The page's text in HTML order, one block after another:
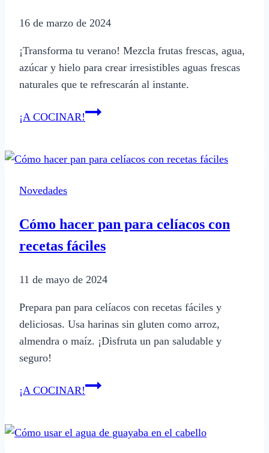
16 de marzo de 2024
¡Transforma tu verano! Mezcla frutas frescas, agua,
azúcar y hielo para crear irresistibles aguas frescas
naturales que te refrescarán al instante.
¡A COCINAR!Cómo
frescas
Novedades
Cómo hacer pan para celíacos con
recetas fáciles
11 de mayo de 2024
Prepara pan para celíacos con recetas fáciles y
deliciosas. Usa harinas sin gluten como arroz,
almendra o maíz. ¡Disfruta un pan saludable y
seguro!
¡A COCINAR!Cómo
para